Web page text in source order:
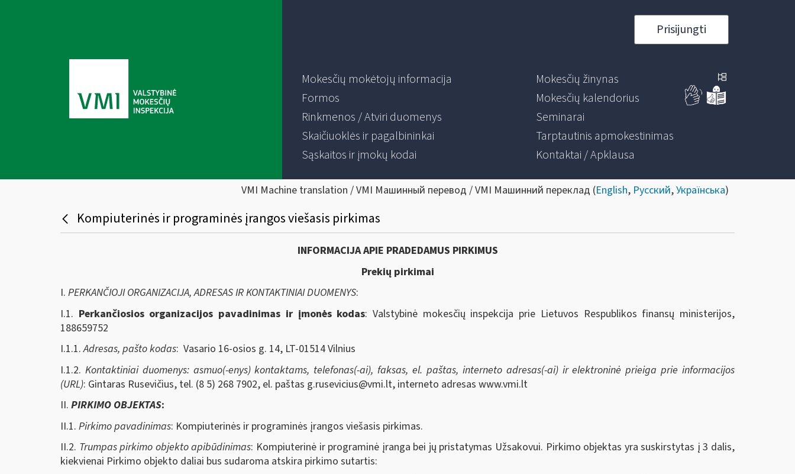
Prisijungti
Mokesčių mokėtojų informacija
Formos
Rinkmenos / Atviri duomenys
Skaičiuoklės ir pagalbininkai
Sąskaitos ir įmokų kodai
Mokesčių žinynas
Mokesčių kalendorius
Seminarai
Tarptautinis apmokestinimas
Kontaktai / Apklausa
VMI Machine translation / VMI Машинный перевод / VMI Машинний переклад (English, Русский,Українська)
Kompiuterinės ir programinės įrangos viešasis pirkimas
INFORMACIJA APIE PRADEDAMUS PIRKIMUS
Prekių pirkimai
I. PERKANČIOJI ORGANIZACIJA, ADRESAS IR KONTAKTINIAI DUOMENYS:
I.1. Perkančiosios organizacijos pavadinimas ir įmonės kodas: Valstybinė mokesčių inspekcija prie Lietuvos Respublikos finansų ministerijos,
188659752
I.1.1.Adresas, pašto kodas: Vasario 16-osios g. 14, LT-01514 Vilnius
I.1.2. Kontaktiniai duomenys: asmuo(-enys) kontaktams, telefonas(-ai), faksas, el. paštas, interneto adresas(-ai) ir elektroninė prieiga prie informacijos
(URL): Gintaras Rusevičius, tel. (8 5) 268 7902, el. paštas g.rusevicius@vmi.lt, interneto adresas www.vmi.lt
II. PIRKIMO OBJEKTAS:
II.1. Pirkimo pavadinimas: Kompiuterinės ir programinės įrangos viešasis pirkimas.
II.2. Trumpas pirkimo objekto apibūdinimas: Kompiuterinė ir programinė įranga bei jų pristatymas Užsakovui. Pirkimo objektas yra suskirstytas į 3 dalis,
kiekvienai Pirkimo objekto daliai bus sudaroma atskira pirkimo sutartis: